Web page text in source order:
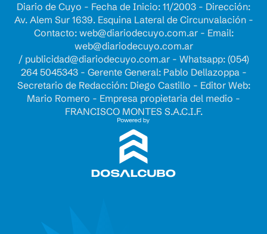
Diario de Cuyo - Fecha de Inicio: 11/2003 - Dirección:
Av. Alem Sur 1639. Esquina Lateral de Circunvalación -
Contacto: web@diariodecuyo.com.ar- Email:
web@diariodecuyo.com.ar
/ publicidad@diariodecuyo.com.ar- Whatsapp: (054)
264 5045343 - Gerente General: Pablo Dellazoppa -
Secretario de Redacción: Diego Castillo - Editor Web:
Mario Romero - Empresa propietaria del medio -
FRANCISCO MONTES S.A.C.I.F.